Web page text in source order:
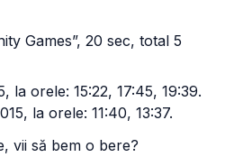
Games”, 20 sec, total 5
la orele: 15:22, 17:45, 19:39.
la orele: 11:40, 13:37.
vii să bem o bere?